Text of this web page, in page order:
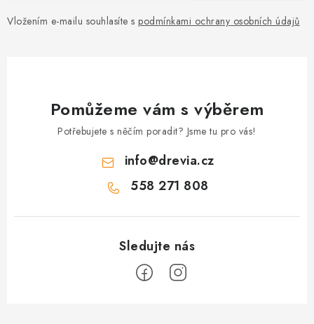
Vložením e-mailu souhlasíte s podmínkami ochrany osobních údajů
Pomůžeme vám s výběrem
Potřebujete s něčím poradit? Jsme tu pro vás!
info@drevia.cz
558 271 808